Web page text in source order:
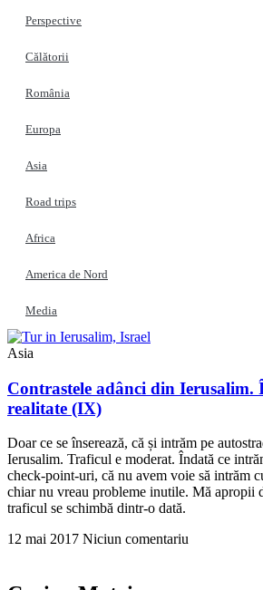
Perspective
Călătorii
România
Europa
Asia
Road trips
Africa
America de Nord
Media
Asia
Contrastele adânci din Ierusalim.
realitate (IX)
Doar ce se înserează, că și intrăm pe
Ierusalim. Traficul e moderat. Îndată ce
check-point-uri, că nu avem voie să intrăm
chiar nu vreau probleme inutile. Mă apropii
traficul se schimbă dintr-o dată.
12 mai 2017 Niciun comentariu